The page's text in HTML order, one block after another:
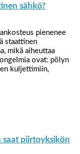
sähkö?
pienenee
staattinen
mikä aiheuttaa
ovat: pölyn
kuljettimiin,
saat piirtoyksikön